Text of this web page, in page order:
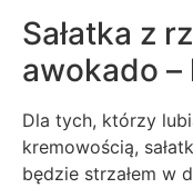
Sałatka z
awokado
Dla tych, którzy
kremowością,
będzie strzałem w